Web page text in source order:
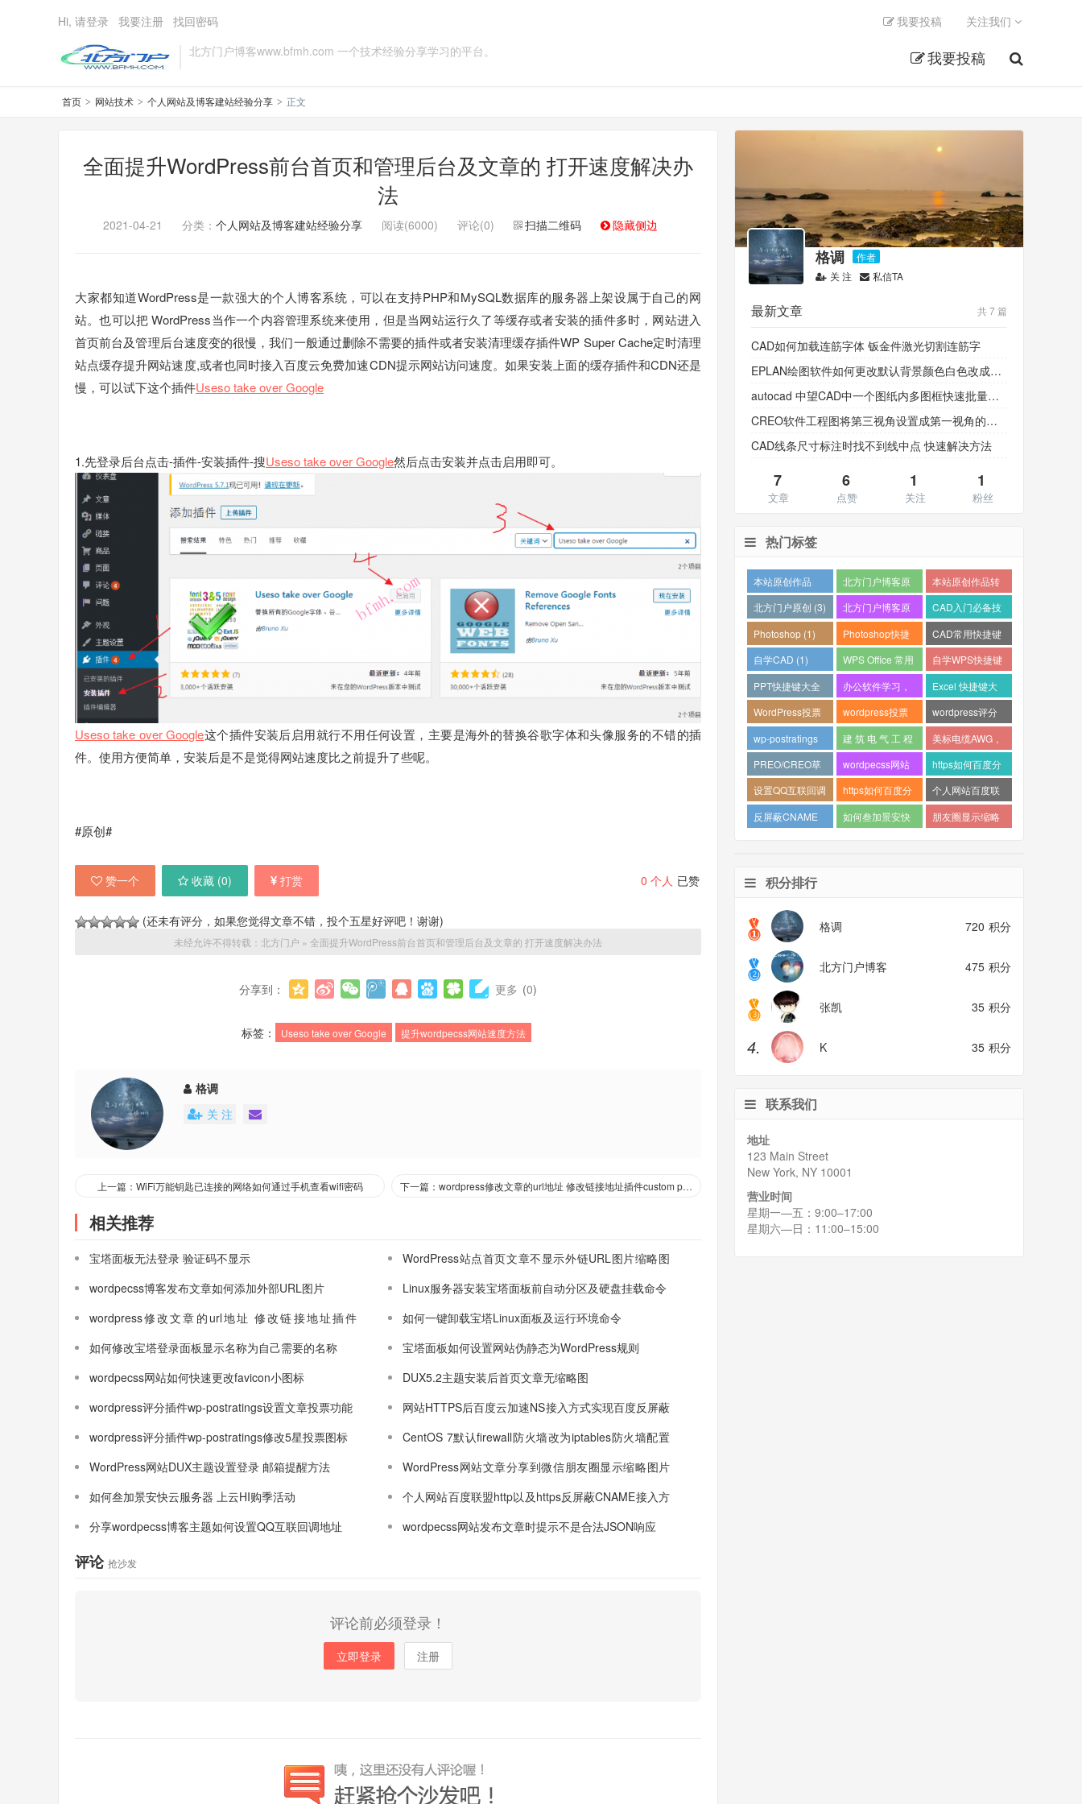
北方门户博客www.bfmh.com 一个技术经验分享学习的平台。 我要投稿
我要投稿 关注我们
Hi, 请登录 我要注册 找回密码
首页 > 网站技术 > 个人网站及博客建站经验分享 > 正文
全面提升WordPress前台首页和管理后台及文章的 打开速度解决办
法
2021-04-21 分类： 个人网站及博客建站经验分享 阅读(6000) 评论(0) 扫描二维码 隐藏侧边
大家都知道WordPress是一款强大的个人博客系统，可以在支持PHP和MySQL数据库的服务器上架设属于自己的网
站。也可以把 WordPress当作一个内容管理系统来使用，但是当网站运行久了等缓存或者安装的插件多时，网站进入
首页前台及管理后台速度变的很慢，我们一般通过删除不需要的插件或者安装清理缓存插件WP Super Cache定时清理
站点缓存提升网站速度,或者也同时接入百度云免费加速CDN提示网站访问速度。如果安装上面的缓存插件和CDN还是
慢，可以试下这个插件Useso take over Google
1.先登录后台点击-插件-安装插件-搜Useso take over Google然后点击安装并点击启用即可。
Useso take over Google这个插件安装后启用就行不用任何设置，主要是海外的替换谷歌字体和头像服务的不错的插
件。使用方便简单，安装后是不是觉得网站速度比之前提升了些呢。
#原创#
0 个人 已赞
赞一个 收藏 (0) 打赏
(还未有评分，如果您觉得文章不错，投个五星好评吧！谢谢)
未经允许不得转载： 北方门户 » 全面提升WordPress前台首页和管理后台及文章的 打开速度解决办法
分享到： 更多 (0)
标签： Useso take over Google 提升wordpecss网站速度方法
格调
关 注
上一篇：WiFi万能钥匙已连接的网络如何通过手机查看wifi密码 下一篇：wordpress修改文章的url地址 修改链接地址插件custom permalink
相关推荐
宝塔面板无法登录 验证码不显示
WordPress站点首页文章不显示外链URL图片缩略图
wordpecss博客发布文章如何添加外部URL图片
Linux服务器安装宝塔面板前自动分区及硬盘挂载命令
wordpress修改文章的url地址 修改链接地址插件
如何一键卸载宝塔Linux面板及运行环境命令
如何修改宝塔登录面板显示名称为自己需要的名称
宝塔面板如何设置网站伪静态为WordPress规则
wordpecss网站如何快速更改favicon小图标
DUX5.2主题安装后首页文章无缩略图
wordpress评分插件wp-postratings设置文章投票功能
网站HTTPS后百度云加速NS接入方式实现百度反屏蔽
wordpress评分插件wp-postratings修改5星投票图标
CentOS 7默认firewall防火墙改为iptables防火墙配置
WordPress网站DUX主题设置登录 邮箱提醒方法
WordPress网站文章分享到微信朋友圈显示缩略图片
如何叁加景安快云服务器 上云HI购季活动
个人网站百度联盟http以及https反屏蔽CNAME接入方
分享wordpecss博客主题如何设置QQ互联回调地址 wordpecss网站发布文章时提示不是合法JSON响应
评论 抢沙发
评论前必须登录！
立即登录 注册
格调
作者
关 注
私信TA
最新文章 共 7 篇
CAD如何加载连筋字体 钣金件激光切割连筋字
EPLAN绘图软件如何更改默认背景颜色白色改成黑色
autocad 中望CAD中一个图纸内多图框快速批量转PDF并打印出图的方法
CREO软件工程图将第三视角设置成第一视角的方法
CAD线条尺寸标注时找不到线中点 快速解决方法
7
文章
6
点赞
1
关注
1
粉丝
热门标签
本站原创作品
(19)
北方门户博客原
创作品，未经允
许不得转载，转
载需注明文章链
接 (4)
本站原创作品转
载请注明文章链
接 (4)
北方门户原创 (3)
北方门户博客原
创作品 (2)
CAD入门必备技
能 (1)
Photoshop (1)
Photoshop快捷
键大全 (1)
CAD常用快捷键
大全 (1)
自学CAD (1)
WPS Office 常用
快捷键 (1)
自学WPS快捷键
(1)
PPT快捷键大全
(1)
办公软件学习，
PPT快速入门 (1)
Excel 快捷键大
全，Excel快速入
门 (1)
WordPress投票
(1)
wordpress投票
评分插件 (1)
wordpress评分
插件 (1)
wp-postratings
(1)
建 筑 电 气 工 程
施 工 质 量 验 收
规 范 (1)
美标电缆AWG，
AWG和国标对照
表，美国电缆标
准 (1)
PREO/CREO草
绘模式下常用快
捷键 (1)
wordpecss网站
发布文章时提示
不是合法JSON
https如何百度分
享支持https，
wordpress百度
设置QQ互联回调
地址 (1)
https如何百度分
享支持https，百
个人网站百度联
盟http以及https
反屏蔽CNAME
如何叁加景安快
朋友圈显示缩略
积分排行
格调 720 积分
北方门户博客 475 积分
张凯 35 积分
4. K 35 积分
联系我们
地址
123 Main Street
New York, NY 10001
营业时间
星期一—五：9:00–17:00
星期六—日：11:00–15:00